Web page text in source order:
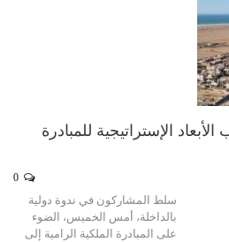
الإستراتيجية للمبادرة
سلط المشاركون في ندوة دولية
بالداخلة، أمس الخميس، الضوء
على المبادرة الملكية الرامية إلى